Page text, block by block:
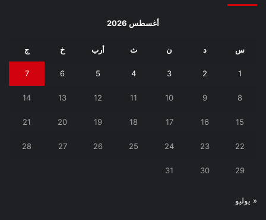
أغسطس 2026
س د ن ث أرب خ ج
1
2
3
4
5
6
7
8
9
10
11
12
13
14
15
16
17
18
19
20
21
22
23
24
25
26
27
28
29
30
31
« يوليو